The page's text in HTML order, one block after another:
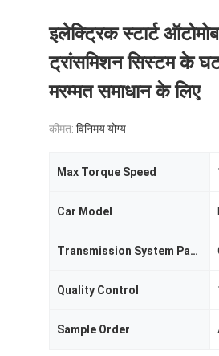
इलेक्ट्रिक स्टार्ट
ट्रांसमिशन सिस्टम के
मरम्मत समाधान के लिए
कीमत: विनिमय योग्य
Max Torque Speed
Car Model
Transmission System Parts
Quality Control
Sample Order